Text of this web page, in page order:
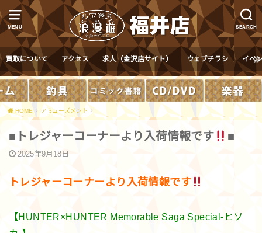
MENU SEARCH
買取について アクセス 求人（金沢店サイト） ウェブチラシ イベ
HOME アミューズメント
■トレジャーコーナーより入荷情報です ■
2025年9月18日
トレジャーコーナーより入荷情報です
【HUNTER×HUNTER Memorable Saga Special-ヒソ